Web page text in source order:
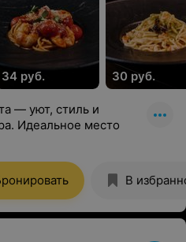
34 руб. 30 руб.
— уют, стиль и
Идеальное место
В